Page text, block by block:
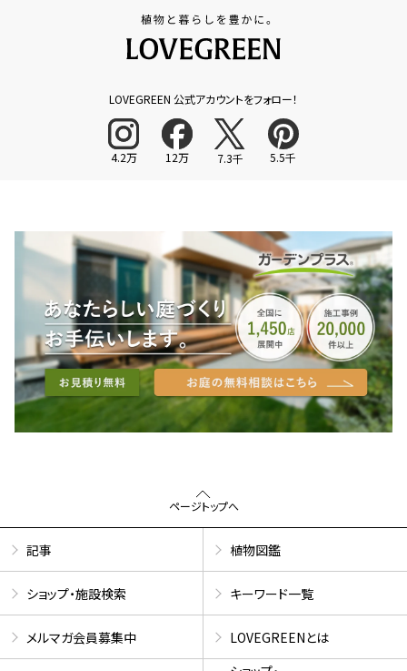
LOVEGREEN 公式アカウントをフォロー！
4.2万 12万 7.3千 5.5千
ページトップへ
記事 植物図鑑
ショップ・施設検索 キーワード一覧
メルマガ会員募集中
LOVEGREENとは